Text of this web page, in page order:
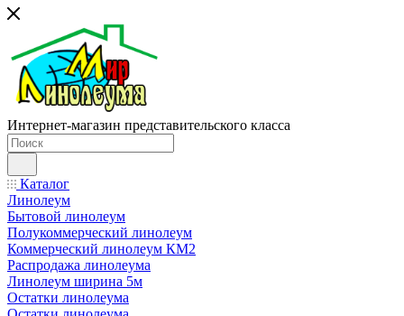
Интернет-магазин представительского класса
Каталог
Линолеум
Бытовой линолеум
Полукоммерческий линолеум
Коммерческий линолеум КМ2
Распродажа линолеума
Линолеум ширина 5м
Остатки линолеума